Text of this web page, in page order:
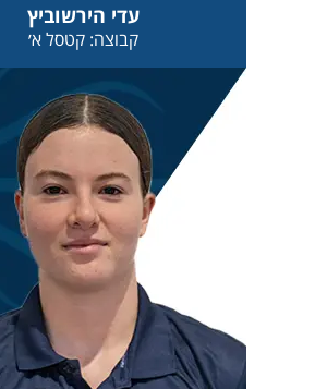
עדי הירשוביץ
קבוצה: קטסל א׳